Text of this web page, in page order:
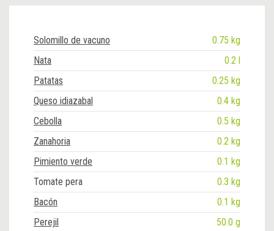
Solomillo de vacuno
0.75 kg
Nata
0.2 l
Patatas
0.25 kg
Queso idiazabal
0.4 kg
Cebolla
0.5 kg
Zanahoria
0.2 kg
Pimiento verde
0.1 kg
Tomate pera
0.3 kg
Bacón
0.1 kg
Perejil
50.0 g